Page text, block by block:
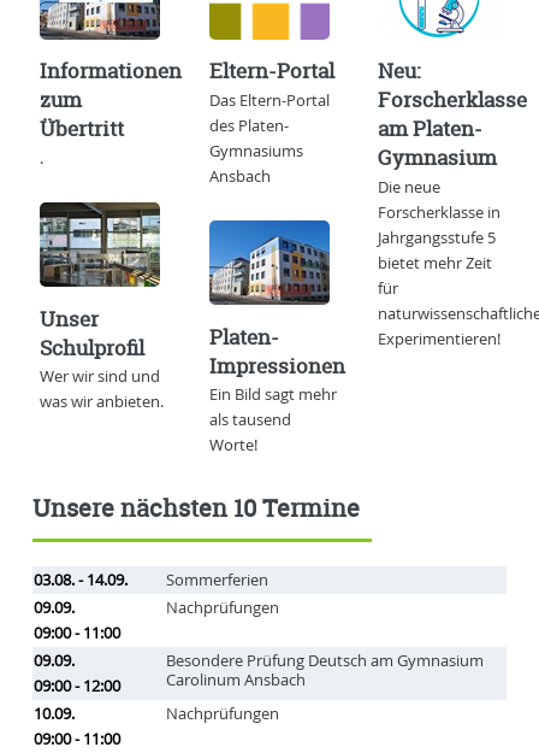
Informationen
zum
Übertritt
.
Unser
Schulprofil
Wer wir sind und
was wir anbieten.
Eltern-Portal
Das Eltern-Portal
des Platen-
Gymnasiums
Ansbach
Platen-
Impressionen
Ein Bild sagt mehr
als tausend
Worte!
Neu:
Forscherklasse
am Platen-
Gymnasium
Die neue
Forscherklasse in
Jahrgangsstufe 5
bietet mehr Zeit
für
Experimentieren!
Unsere nächsten 10 Termine
03.08. - 14.09.
Sommerferien
09.09.
09:00 - 11:00
Nachprüfungen
09.09.
09:00 - 12:00
Besondere Prüfung Deutsch am Gymnasium
Carolinum Ansbach
10.09.
09:00 - 11:00
Nachprüfungen